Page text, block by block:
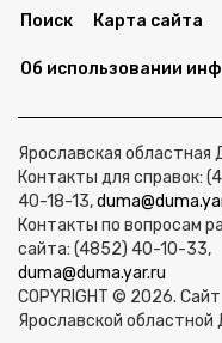
Поиск Карта сайта
Об использовании
Ярославская областная
Контакты для справок:
40-18-13,
Контакты по вопросам
сайта: (4852) 40-10-33,
duma@duma.yar.ru
COPYRIGHT © 2026. Сайт
Ярославской областной